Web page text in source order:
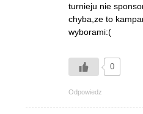
turnieju nie
chyba,ze to
wyborami:(
0
Odpowiedz